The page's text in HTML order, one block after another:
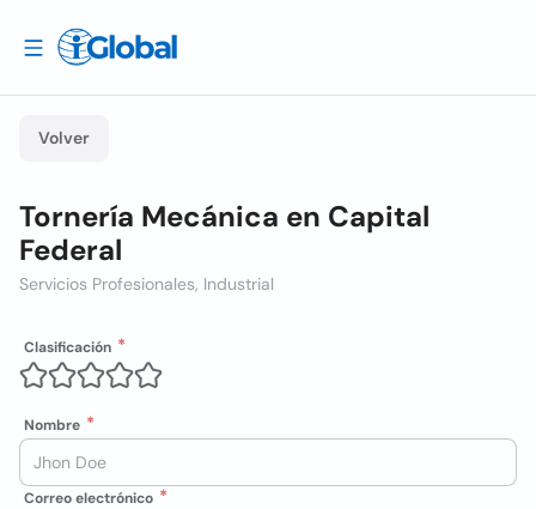
Volver
Tornería Mecánica en Capital
Federal
Servicios Profesionales, Industrial
Clasificación
Nombre
Correo electrónico